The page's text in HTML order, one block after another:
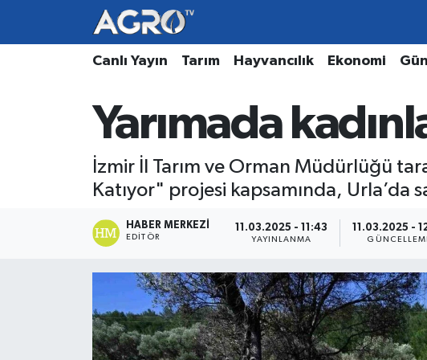
Canlı Yayın Tarım Hayvancılık Ekonomi
Yarımada
İzmir İl Tarım ve Orman Müdürlüğü
Katıyor" projesi kapsamında, Urla’da
HABER MERKEZI
EDITÖR
11.03.2025 - 11:43
YAYINLANMA
11.03.2025 -
Hava Durumu
Süper Lig Puan Durumu ve Fikstür
Tüm Manşetler
Son Dakika Haberleri